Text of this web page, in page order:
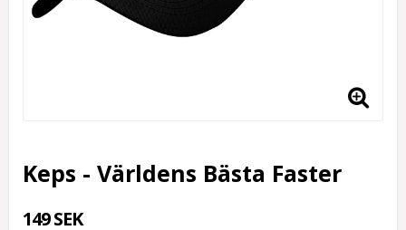
Keps - Världens Bästa Faster
149 SEK